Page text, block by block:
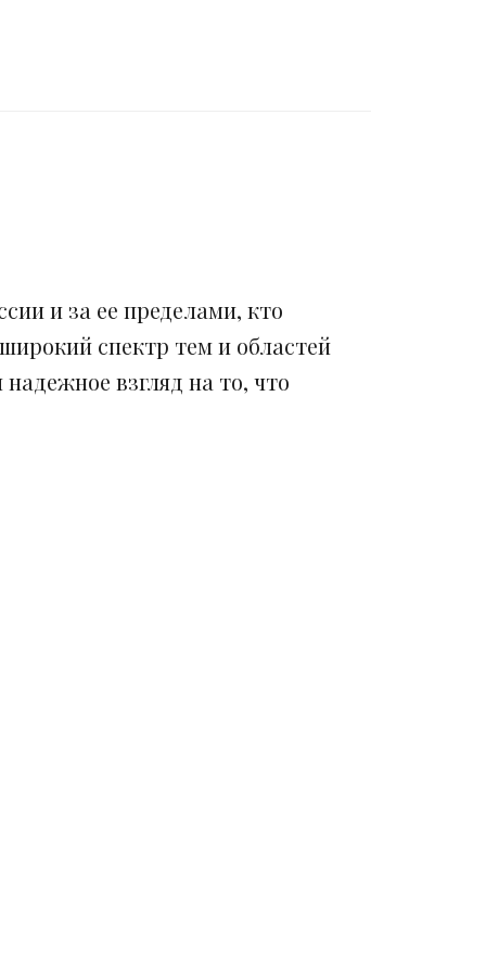
и за ее пределами, кто
спектр тем и областей
взгляд на то, что